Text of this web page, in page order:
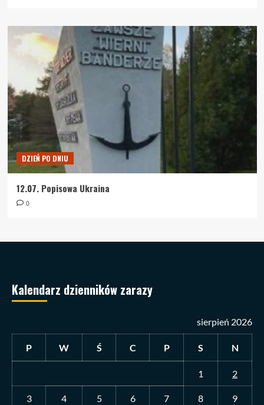
DZIEŃ PO DNIU
12.07. Popisowa Ukraina
0
Kalendarz dzienników zarazy
sierpień 2026
P W Ś C P S N
1 2
3 4 5 6 7 8 9